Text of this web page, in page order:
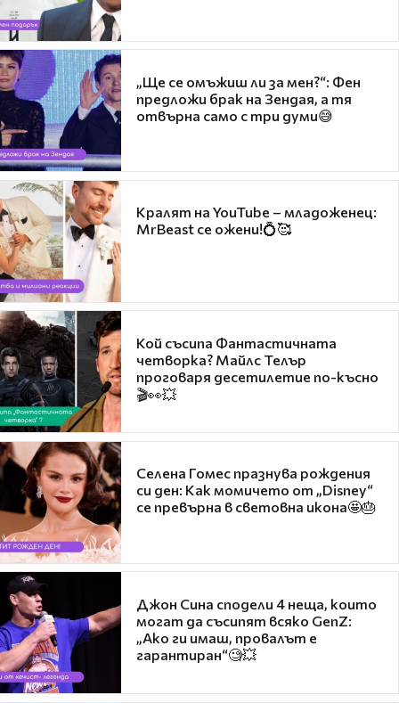
„Ще се омъжиш ли за мен?“: Фен
предложи брак на Зендая, а тя
отвърна само с три думи😅
Кралят на YouTube – младоженец:
MrBeast се ожени!💍🥰
Кой съсипа Фантастичната
четворка? Майлс Телър
проговаря десетилетие по-късно
🎬👀💥
Селена Гомес празнува рождения
си ден: Как момичето от „Disney“
се превърна в световна икона🤩🎂
Джон Сина сподели 4 неща, които
могат да съсипят всяко GenZ:
„Ако ги имаш, провалът е
гарантиран“🧐💥